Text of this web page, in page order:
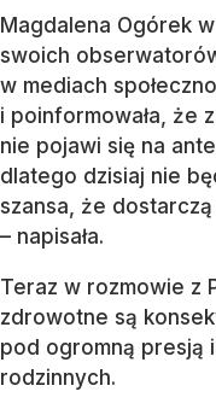
Magdalena Ogórek
swoich
w mediach
i poinformowała, że
nie pojawi się na
dlatego dzisiaj nie
szansa, że
– napisała.
Teraz w rozmowie z
zdrowotne są
pod ogromną presją
rodzinnych.